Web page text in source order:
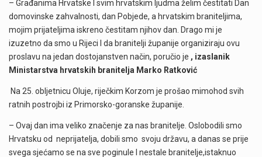
– Građanima Hrvatske I svim hrvatskim ljudma želim čestitati Dan
domovinske zahvalnosti, dan Pobjede, a hrvatskim braniteljima,
mojim prijateljima iskreno čestitam njihov dan. Drago mi je
izuzetno da smo u Rijeci I da branitelji županije organiziraju ovu
proslavu na jedan dostojanstven način, poručio je , izaslanik
Ministarstva hrvatskih branitelja Marko Ratković
Na 25. obljetnicu Oluje, riječkim Korzom je prošao mimohod svih
ratnih postrojbi iz Primorsko-goranske županije.
– Ovaj dan ima veliko značenje za nas branitelje. Oslobodili smo
Hrvatsku od neprijatelja, dobili smo svoju državu, a danas se prije
svega sjećamo se na sve poginule I nestale branitelje,istaknuo